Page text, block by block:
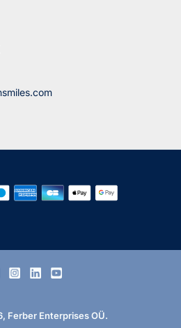
Ferber Enterprises OÜ.